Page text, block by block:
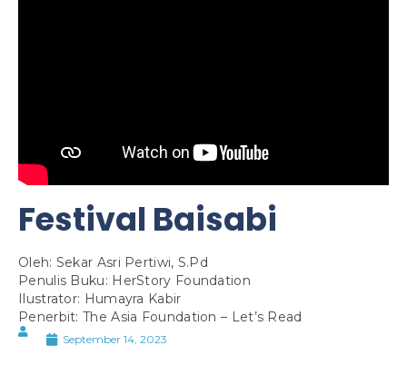
Festival Baisabi
Oleh: Sekar Asri Pertiwi, S.Pd
Penulis Buku: HerStory Foundation
Ilustrator: Humayra Kabir
Penerbit: The Asia Foundation – Let’s Read
September 14, 2023